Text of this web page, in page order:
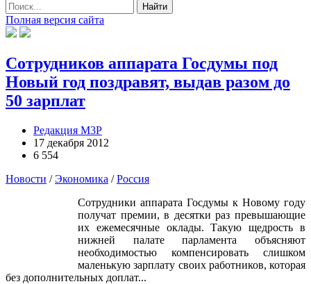
Найти
Полная версия сайта
Сотрудников аппарата Госдумы под
Новый год поздравят, выдав разом до
50 зарплат
Редакция М3Р
17 декабря 2012
6 554
Новости /Экономика /Россия
Сотрудники аппарата Госдумы к Новому году
получат премии, в десятки раз превышающие
их ежемесячные оклады. Такую щедрость в
нижней палате парламента объясняют
необходимостью компенсировать слишком
маленькую зарплату своих работников, которая
без дополнительных доплат...